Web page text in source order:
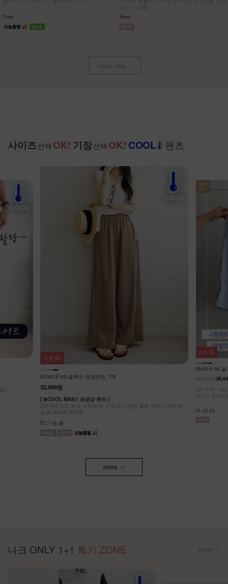
Free
Free
more view
사이즈 선택 OK! 기장선택 OK! COOL 팬츠
KO62-P-05/쿨맥스 밴딩팬츠_YN
32,900원
[ ❄️COOL MAX!! 초냉감 팬츠 ]
[55-99] 나크 국내 자체제작! 가볍고 시원한 쿨링 아이스 바스락
팬츠! #NAK MADE.
F,L / 숏,롱
리뷰 20
NEW
7%
DM52-P-09/몰
F1,F2,F3
리뷰 33
more
나크 ONLY 1+1 특가 ZONE more